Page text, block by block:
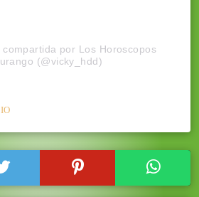
por Los Horoscopos
(@vicky_hdd)